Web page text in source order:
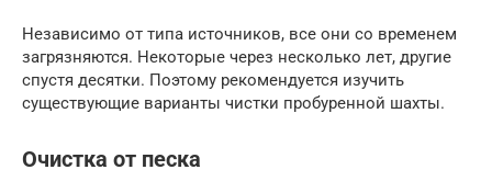
Независимо от типа источников, все они со временем
загрязняются. Некоторые через несколько лет, другие
спустя десятки. Поэтому рекомендуется изучить
существующие варианты чистки пробуренной шахты.
Очистка от песка